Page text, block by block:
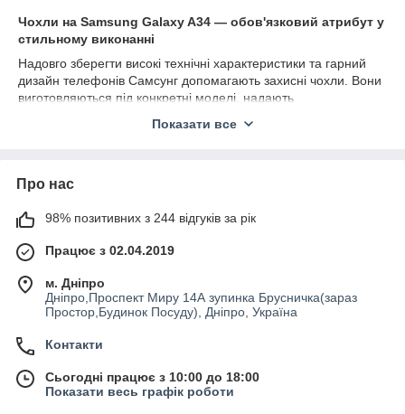
Чохли на Samsung Galaxy A34 — обов'язковий атрибут у
стильному виконанні
Надовго зберегти високі технічні характеристики та гарний
дизайн телефонів Самсунг допомагають захисні чохли. Вони
виготовляються під конкретні моделі, надають
перекривають роз'ємів, камери та динаміків. Підібрати
Чому купувати кейс для смартфона потрібно
Аксесуар на мобільному пристрої виконує кілька функцій:
страхує ґаджет від утворення тріщин, відколів,
дає змогу виділити мобільний пристрій серед
аналогічної техніки;
поглинає удари під час падіння з висоти людського
мінімізує наслідки після ударів об тверді поверхні;
Показати все
Про нас
98% позитивних з 244 відгуків за рік
Працює з 02.04.2019
м. Дніпро
Дніпро,Проспект Миру 14А зупинка Брусничка(зараз
Простор,Будинок Посуду), Дніпро, Україна
Контакти
Сьогодні працює з 10:00 до 18:00
Показати весь графік роботи